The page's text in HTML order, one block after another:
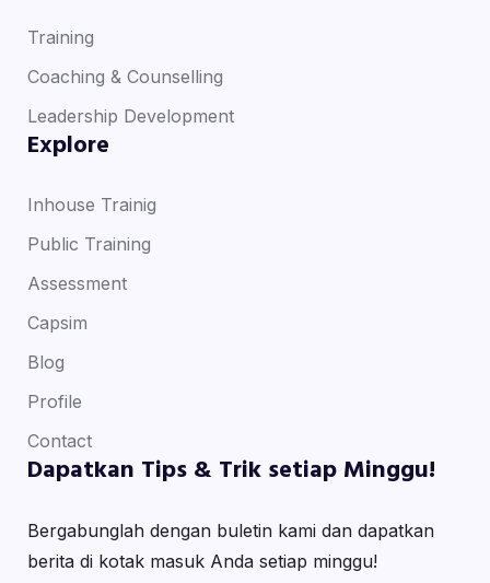
Training
Coaching & Counselling
Leadership Development
Explore
Inhouse Trainig
Public Training
Assessment
Capsim
Blog
Profile
Contact
Dapatkan Tips & Trik setiap Minggu!
Bergabunglah dengan buletin kami dan dapatkan
berita di kotak masuk Anda setiap minggu!